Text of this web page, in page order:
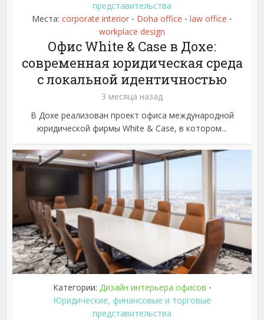
представительства
Места: corporate interior • Doha office • law office •
workplace design
Офис White & Case в Дохе:
современная юридическая среда
с локальной идентичностью
3 месяца назад
В Дохе реализован проект офиса международной
юридической фирмы White & Case, в котором...
Категории: Дизайн интерьера офисов •
Юридические, финансовые и торговые
представительства